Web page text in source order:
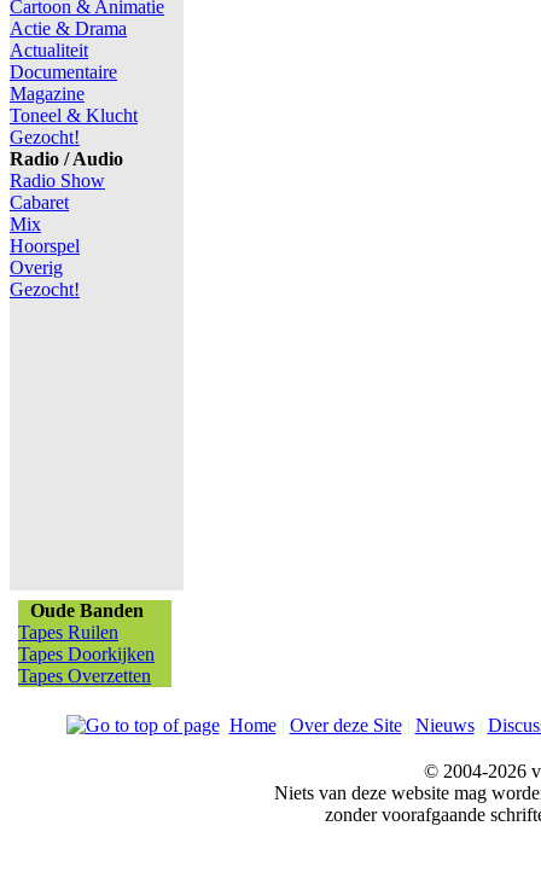
Cartoon & Animatie
Actie & Drama
Actualiteit
Documentaire
Magazine
Toneel & Klucht
Gezocht!
Radio / Audio
Radio Show
Cabaret
Mix
Hoorspel
Overig
Gezocht!
Oude Banden
Tapes Ruilen
Tapes Doorkijken
Tapes Overzetten
Home| Over deze Site| Nieuws|
© 2004-2026
Niets van deze website mag
zonder voorafgaande